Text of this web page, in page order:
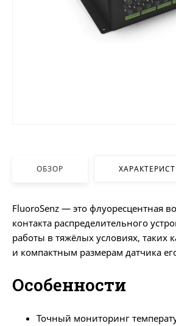
ОБЗОР
FluoroSenz — это флуоресцентная
контакта распределительного
работы в тяжёлых условиях, таких
и компактным размерам датчика
Особенности
Точный мониторинг